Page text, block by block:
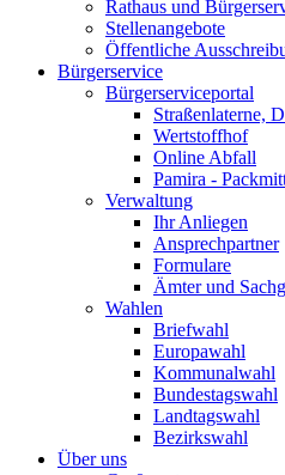
Rathaus und
Stellenangebote
Öffentliche
Bürgerservice
Bürgerserviceportal
Straßenlaterne,
Wertstoffhof
Online Abfall
Pamira -
Verwaltung
Ihr Anliegen
Ansprechpartner
Formulare
Ämter und
Wahlen
Briefwahl
Europawahl
Kommunalwahl
Bundestagswahl
Landtagswahl
Bezirkswahl
Über uns